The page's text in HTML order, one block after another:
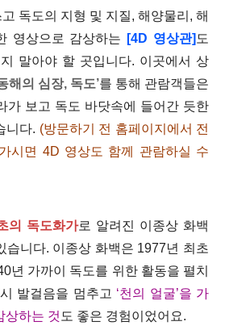
독도의 지형 및 지질, 해양물리, 해
영상으로 감상하는
[4D 영상관] 도
말아야 할 곳입니다. 이곳에서 상
해의 심장, 독도’를 통해 관람객들은
가 보고 독도 바닷속에 들어간 듯한
니다. (방문하기 전 홈페이지에서 전
시면 4D 영상도 함께 관람하실 수
의 독도화가로 알려진 이종상 화백
습니다. 이종상 화백은 1977년 최초
년 가까이 독도를 위한 활동을 펼치
발걸음을 멈추고 ‘천의 얼굴’을 가
상하는 것 도 좋은 경험이었어요.